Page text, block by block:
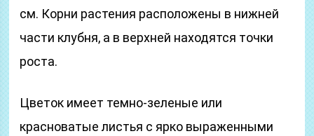
см. Корни растения расположены в нижней
части клубня, а в верхней находятся точки
роста.
Цветок имеет темно-зеленые или
красноватые листья с ярко выраженными